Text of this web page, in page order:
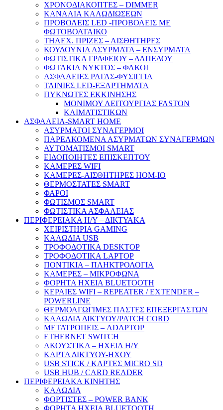
ΧΡΟΝΟΔΙΑΚΟΠΤΕΣ – DIMMER
ΚΑΝΑΛΙΑ ΚΑΛΩΔΙΩΣΕΩΝ
ΠΡΟΒΟΛΕΙΣ LED -ΠΡΟΒΟΛΕΙΣ ΜΕ
ΦΩΤΟΒΟΛΤΑΙΚΟ
ΤΗΛΕΧ. ΠΡΙΖΕΣ – ΑΙΣΘΗΤΗΡΕΣ
ΚΟΥΔΟΥΝΙΑ ΑΣΥΡΜΑΤΑ – ΕΝΣΥΡΜΑΤΑ
ΦΩΤΙΣΤΙΚΑ ΓΡΑΦΕΙΟΥ – ΔΑΠΕΔΟΥ
ΦΩΤΑΚΙΑ ΝΥΚΤΟΣ – ΦΑΚΟΙ
ΑΣΦΑΛΕΙΕΣ ΡΑΓΑΣ-ΦΥΣΙΓΓΙΑ
ΤΑΙΝΙΕΣ LED-ΕΞΑΡΤΗΜΑΤΑ
ΠΥΚΝΩΤΕΣ ΕΚΚΙΝΗΣΗΣ
ΜΟΝΙΜΟΥ ΛΕΙΤΟΥΡΓΙΑΣ FASTON
ΚΛΙΜΑΤΙΣΤΙΚΩΝ
ΑΣΦΑΛΕΙΑ-SMART HOME
ΑΣΥΡΜΑΤΟΙ ΣΥΝΑΓΕΡΜΟΙ
ΠΑΡΕΛΚΟΜΕΝΑ ΑΣΥΡΜΑΤΩΝ ΣΥΝΑΓΕΡΜΩΝ
ΑΥΤΟΜΑΤΙΣΜΟΙ SMART
ΕΙΔΟΠΟΙΗΤΕΣ ΕΠΙΣΚΕΠΤΟΥ
ΚΑΜΕΡΕΣ WIFI
ΚΑΜΕΡΕΣ-ΑΙΣΘΗΤΗΡΕΣ ΗΟΜ-ΙΟ
ΘΕΡΜΟΣΤΑΤΕΣ SMART
ΦΑΡΟΙ
ΦΩΤΙΣΜΟΣ SMART
ΦΩΤΙΣΤΙΚΑ ΑΣΦΑΛΕΙΑΣ
ΠΕΡΙΦΕΡΕΙΑΚΑ Η/Υ – ΔΙΚΤΥΑΚΑ
ΧΕΙΡΙΣΤΗΡΙΑ GAMING
ΚΑΛΩΔΙΑ USB
ΤΡΟΦΟΔΟΤΙΚΑ DESKTOP
ΤΡΟΦΟΔΟΤΙΚΑ LAPTOP
ΠΟΝΤΙΚΙΑ – ΠΛΗΚΤΡΟΛΟΓΙΑ
ΚΑΜΕΡΕΣ – ΜΙΚΡΟΦΩΝΑ
ΦΟΡΗΤΑ ΗΧΕΙΑ BLUETOOTH
ΚΕΡΑΙΕΣ WIFI – REPEATER / EXTENDER –
POWERLINE
ΘΕΡΜΟΑΓΩΓΙΜΕΣ ΠΑΣΤΕΣ ΕΠΕΞΕΡΓΑΣΤΩΝ
ΚΑΛΩΔΙΑ ΔΙΚΤΥΟΥ/PATCH CORD
ΜΕΤΑΤΡΟΠΕΙΣ – ADAPTOP
ETHERNET SWITCH
ΑΚΟΥΣΤΙΚΑ – ΗΧΕΙΑ H/Y
ΚΑΡΤΑ ΔΙΚΤΥΟΥ-ΗΧΟΥ
USB STICK / ΚΑΡΤΕΣ MICRO SD
USB HUB / CARD READER
ΠΕΡΙΦΕΡΕΙΑΚΑ ΚΙΝΗΤΗΣ
ΚΑΛΩΔΙΑ
ΦΟΡΤΙΣΤΕΣ – POWER BANK
ΦΟΡΗΤΑ ΗΧΕΙΑ BLUETOOTH